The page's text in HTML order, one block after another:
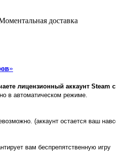
доставка
»
лицензионный аккаунт Steam
в автоматическом режиме.
(аккаунт остается ваш
вам беспрепятственную игру